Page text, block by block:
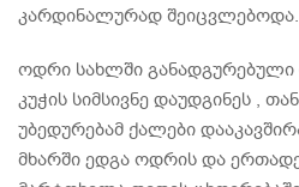
კარდინალურად შეიცვლებოდა.
ოდრი სახლში განადგურებული
კუჭის სიმსივნე დაუდგინეს ,
უბედურებამ ქალები
მხარში ედგა ოდრის და